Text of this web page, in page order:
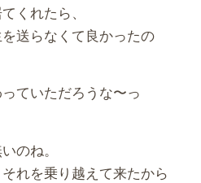
くれたら、
送らなくて良かったの
ていただろうな〜っ
のね。
れを乗り越えて来たから